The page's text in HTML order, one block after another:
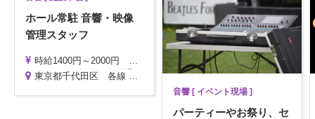
ホール常駐 音響・映像
管理スタッフ
時給1400円～2000円 ※月収22万円～40万円
※スキル・経験により優遇致します。
東京都千代田区 各線 東京駅 より徒歩10分 大手町駅直結
音響 [ イベント現場 ]
パーティーやお祭り、セ